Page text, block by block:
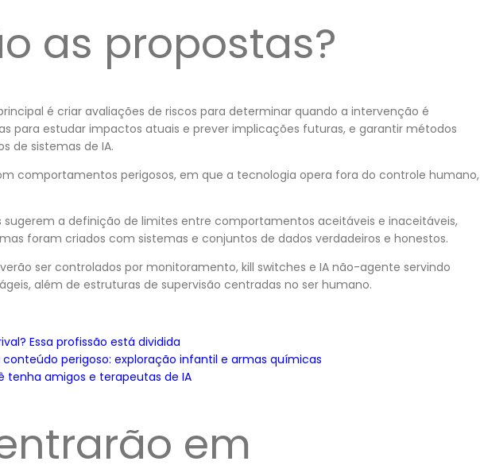
as propostas?
é criar avaliações de riscos para determinar quando a intervenção é
para estudar impactos atuais e prever implicações futuras, e garantir métodos
de sistemas de IA.
comportamentos perigosos, em que a tecnologia opera fora do controle humano,
sugerem a definição de limites entre comportamentos aceitáveis ​​e inaceitáveis,
foram criados com sistemas e conjuntos de dados verdadeiros e honestos.
ser controlados por monitoramento, kill switches e IA não-agente servindo
além de estruturas de supervisão centradas no ser humano.
Essa profissão está dividida
conteúdo perigoso: exploração infantil e armas químicas
tenha amigos e terapeutas de IA
em